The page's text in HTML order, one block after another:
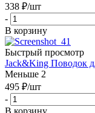
338 ₽/шт
-
В корзину
Быстрый просмотр
Jack&King Поводок
Меньше 2
495 ₽/шт
-
В корзину